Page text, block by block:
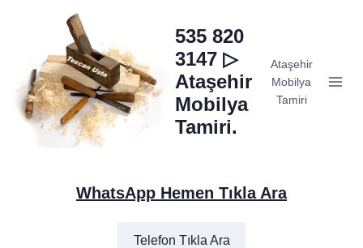
535 820
3147 ▷
Ataşehir
Mobilya
Tamiri.
Ataşehir
Mobilya
Tamiri
WhatsApp Hemen Tıkla Ara
Telefon Tıkla Ara